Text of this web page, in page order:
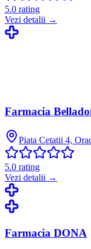
5.0 rating
Vezi detalii →
Farmacia
Piata Cetatii 4,
5.0 rating
Vezi detalii →
Farmacia DONA